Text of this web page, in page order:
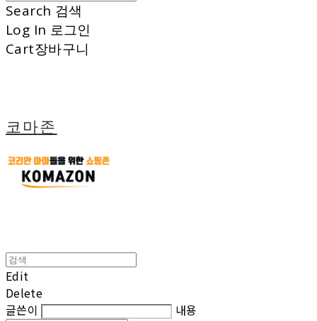
Search 검색
Log In 로그인
Cart장바구니
코마존
Edit
Delete
글쓴이
내용